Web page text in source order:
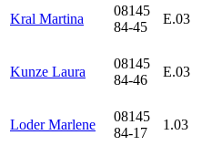
Kral Martina
08145
84-45
E.03
Kunze Laura
08145
84-46
E.03
Loder Marlene
08145
84-17
1.03